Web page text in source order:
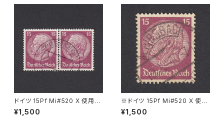
ドイツ 15Pf Mi#520 X 使用済
み切手｜PÖSSNECK 22.9.19
36
¥1,500
※ドイツ 15Pf Mi#520 X 使用
済み切手｜ALPIRSBACH 19.J
UL.1940
¥1,500